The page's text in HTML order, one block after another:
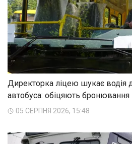
Директорка ліцею шукає водія
автобуса: обіцяють бронювання
05 СЕРПНЯ 2026, 15:48